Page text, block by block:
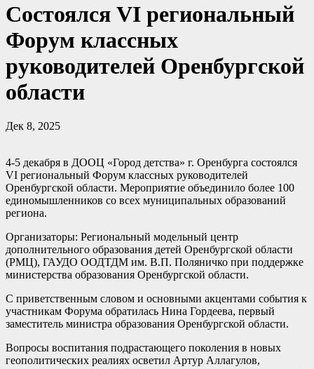
Состоялся VI региональный
Форум классных
руководителей Оренбургской
области
Дек 8, 2025
4-5 декабря в ДООЦ «Город детства» г. Оренбурга состоялся
VI региональный Форум классных руководителей
Оренбургской области. Мероприятие объединило более 100
единомышленников со всех муниципальных образований
региона.
Организаторы: Региональный модельный центр
дополнительного образования детей Оренбургской области
(РМЦ), ГАУДО ООДТДМ им. В.П. Поляничко при поддержке
министерства образования Оренбургской области.
С приветственным словом и основными акцентами события к
участникам Форума обратилась Нина Гордеева, первый
заместитель министра образования Оренбургской области.
Вопросы воспитания подрастающего поколения в новых
геополитических реалиях осветил Артур Аллагулов,